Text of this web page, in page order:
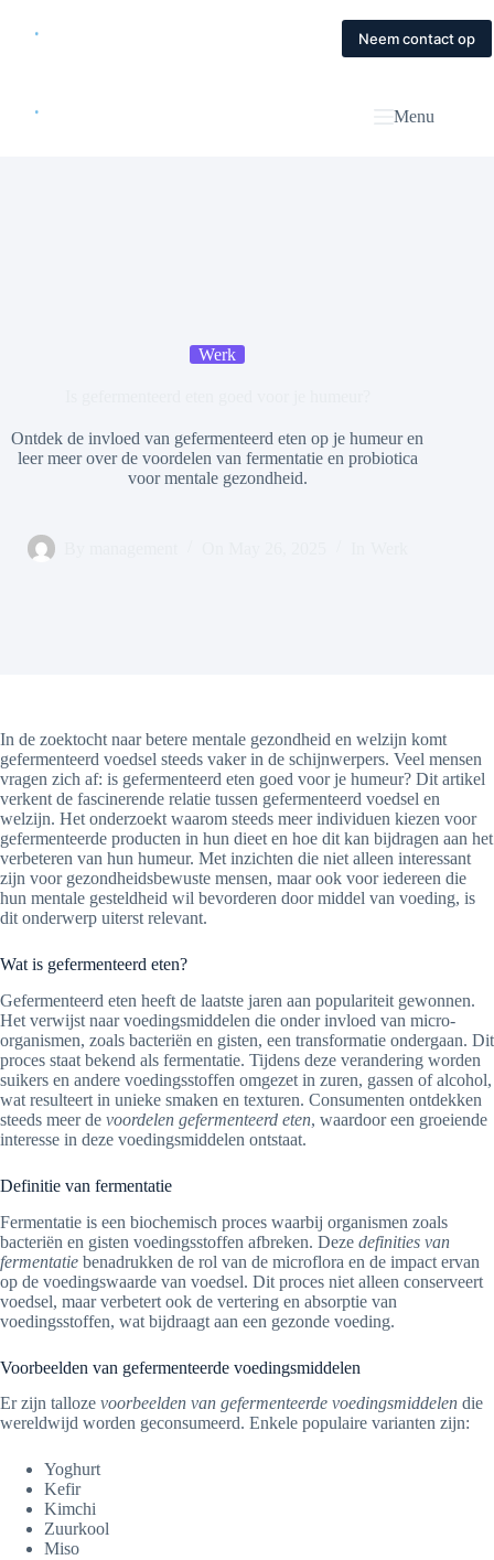
Contact
Neem contact op
Menu
Werk
Ontdek de invloed van gefermenteerd eten op je humeur en
leer meer over de voordelen van fermentatie en probiotica
voor mentale gezondheid.
In de zoektocht naar betere mentale gezondheid en welzijn komt
gefermenteerd voedsel steeds vaker in de schijnwerpers. Veel mensen
vragen zich af: is gefermenteerd eten goed voor je humeur? Dit artikel
verkent de fascinerende relatie tussen gefermenteerd voedsel en
welzijn. Het onderzoekt waarom steeds meer individuen kiezen voor
gefermenteerde producten in hun dieet en hoe dit kan bijdragen aan het
verbeteren van hun humeur. Met inzichten die niet alleen interessant
zijn voor gezondheidsbewuste mensen, maar ook voor iedereen die
hun mentale gesteldheid wil bevorderen door middel van voeding, is
dit onderwerp uiterst relevant.
Wat is gefermenteerd eten?
Gefermenteerd eten heeft de laatste jaren aan populariteit gewonnen.
Het verwijst naar voedingsmiddelen die onder invloed van micro-
organismen, zoals bacteriën en gisten, een transformatie ondergaan. Dit
proces staat bekend als fermentatie. Tijdens deze verandering worden
suikers en andere voedingsstoffen omgezet in zuren, gassen of alcohol,
wat resulteert in unieke smaken en texturen. Consumenten ontdekken
steeds meer de voordelen gefermenteerd eten, waardoor een groeiende
interesse in deze voedingsmiddelen ontstaat.
Definitie van fermentatie
Fermentatie is een biochemisch proces waarbij organismen zoals
bacteriën en gisten voedingsstoffen afbreken. Deze definities van
fermentatie benadrukken de rol van de microflora en de impact ervan
op de voedingswaarde van voedsel. Dit proces niet alleen conserveert
voedsel, maar verbetert ook de vertering en absorptie van
voedingsstoffen, wat bijdraagt aan een gezonde voeding.
Voorbeelden van gefermenteerde voedingsmiddelen
Er zijn talloze voorbeelden van gefermenteerde voedingsmiddelen die
wereldwijd worden geconsumeerd. Enkele populaire varianten zijn:
Yoghurt
Kefir
Kimchi
Zuurkool
Miso